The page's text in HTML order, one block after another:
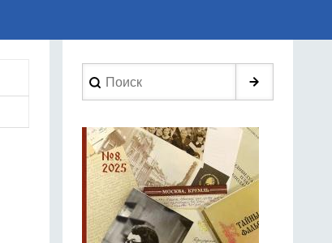
Search